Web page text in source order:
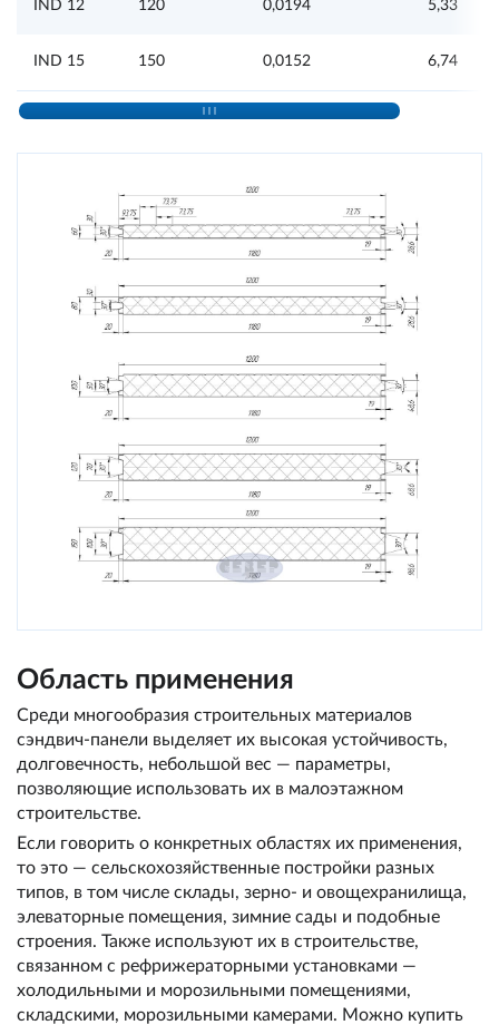
IND 12 120 0,0194 5,33
IND 15 150 0,0152 6,74
Область применения
Среди многообразия строительных материалов
сэндвич-панели выделяет их высокая устойчивость,
долговечность, небольшой вес — параметры,
позволяющие использовать их в малоэтажном
строительстве.
Если говорить о конкретных областях их применения,
то это — сельскохозяйственные постройки разных
типов, в том числе склады, зерно- и овощехранилища,
элеваторные помещения, зимние сады и подобные
строения. Также используют их в строительстве,
связанном с рефрижераторными установками —
холодильными и морозильными помещениями,
складскими, морозильными камерами. Можно купить